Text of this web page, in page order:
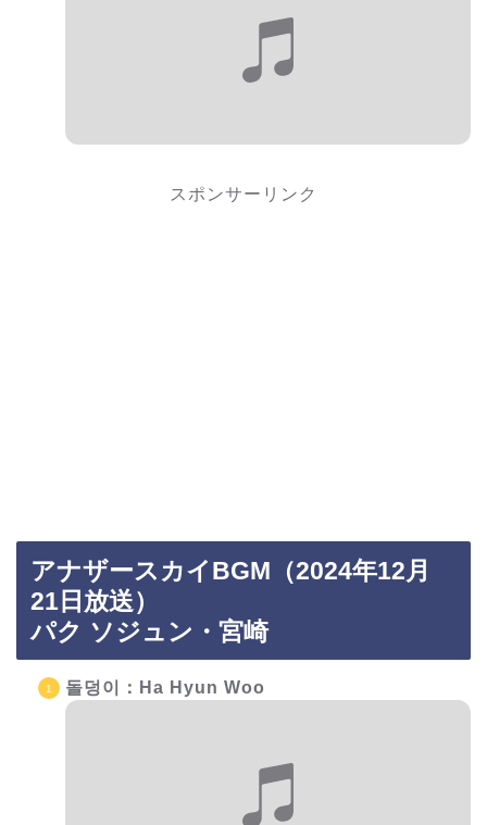
スポンサーリンク
アナザースカイBGM（2024年12月
21日放送）
パク ソジュン・宮崎
돌덩이：Ha Hyun Woo